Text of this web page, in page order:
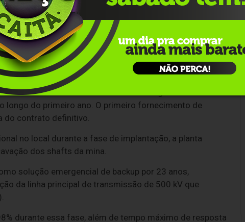
companhia está estruturando como parte da estratégia
fornecimento, instalação, operação e manutenção de 63
com capacidade máxima de 20 megawatts (MW).
o crescimento da demanda energética da
longo do primeiro ano. O primeiro fornecimento de
do contrato definitivo.
no local durante a fase de implantação, a planta
dos shafts da mina.
solução emergencial de backup por 23 anos,
da linha principal de transmissão de 500 kV que
durante essa fase, além de tempo máximo de resposta